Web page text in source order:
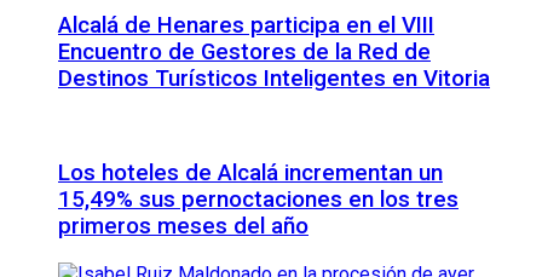
Alcalá de Henares participa en el VIII
Encuentro de Gestores de la Red de
Destinos Turísticos Inteligentes en Vitoria
Los hoteles de Alcalá incrementan un
15,49% sus pernoctaciones en los tres
primeros meses del año